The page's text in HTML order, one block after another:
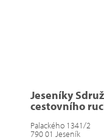
Jeseníky
cestovního
Palackého 1341/2
790 01 Jeseník